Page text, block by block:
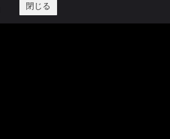
閉じる